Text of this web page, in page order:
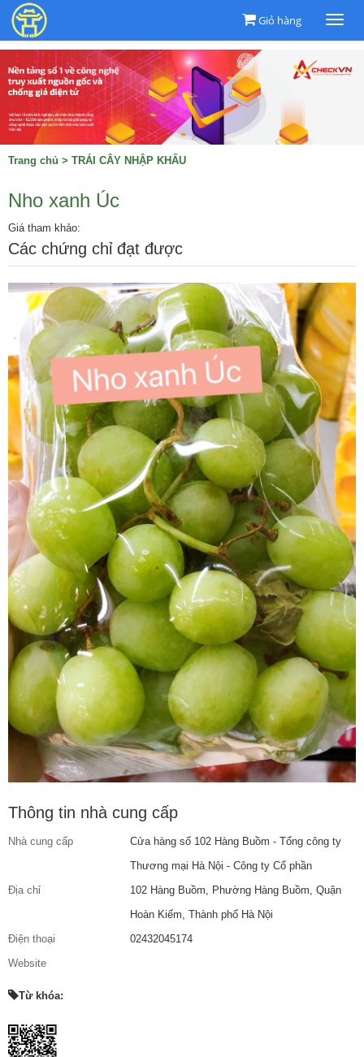
Giỏ hàng
Trang chủ > TRÁI CÂY NHẬP KHẨU
Nho xanh Úc
Giá tham khảo:
Các chứng chỉ đạt được
Thông tin nhà cung cấp
Nhà cung cấp
Cửa hàng số 102 Hàng Buồm - Tổng công ty
Thương mại Hà Nội - Công ty Cổ phần
Địa chỉ
102 Hàng Buồm, Phường Hàng Buồm, Quận
Hoàn Kiếm, Thành phố Hà Nội
Điện thoại
02432045174
Website
Từ khóa: